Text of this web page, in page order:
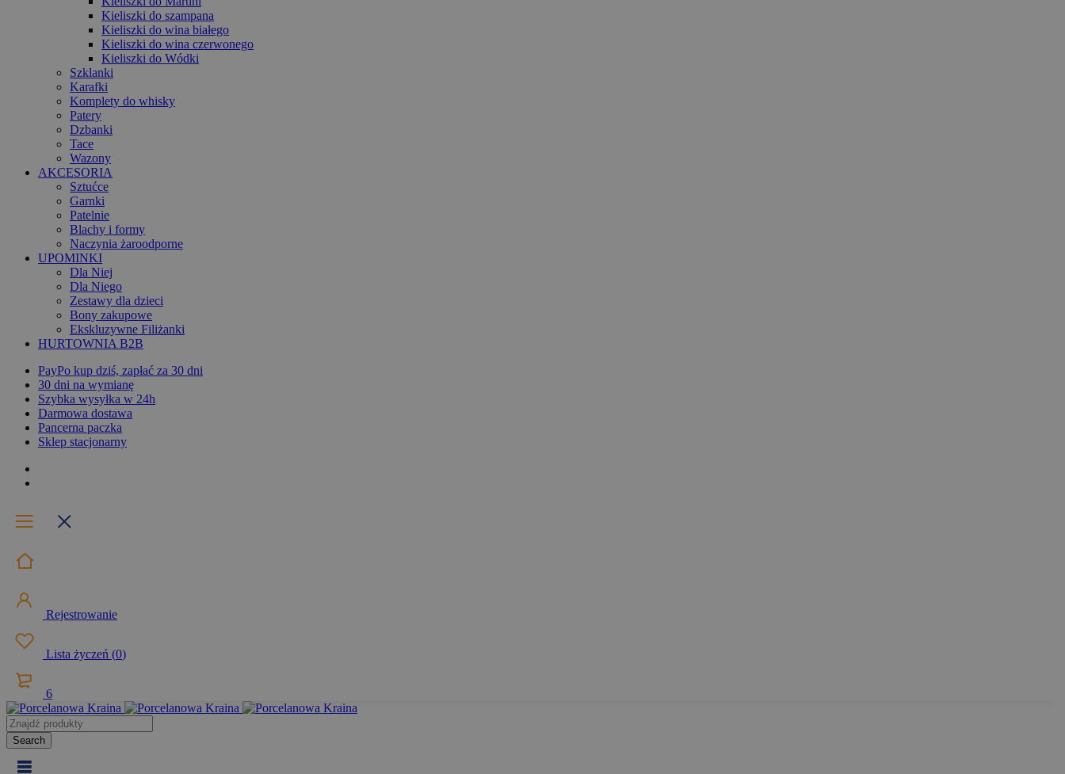
Kieliszki do szampana
Kieliszki do wina białego
Kieliszki do wina czerwonego
Kieliszki do Wódki
Szklanki
Karafki
Komplety do whisky
Patery
Dzbanki
Tace
Wazony
AKCESORIA
Sztućce
Garnki
Patelnie
Blachy i formy
Naczynia żaroodporne
UPOMINKI
Dla Niej
Dla Niego
Zestawy dla dzieci
Bony zakupowe
Ekskluzywne Filiżanki
HURTOWNIA B2B
PayPo kup dziś, zapłać za 30 dni
30 dni na wymianę
Szybka wysyłka w 24h
Darmowa dostawa
Pancerna paczka
Sklep stacjonarny
Rejestrowanie
Lista życzeń (0)
6